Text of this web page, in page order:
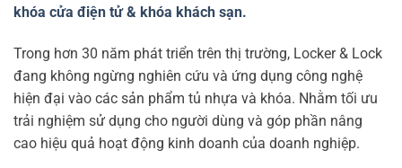
khóa cửa điện tử & khóa khách sạn.
Trong hơn 30 năm phát triển trên thị trường, Locker & Lock
đang không ngừng nghiên cứu và ứng dụng công nghệ
hiện đại vào các sản phẩm tủ nhựa và khóa. Nhằm tối ưu
trải nghiệm sử dụng cho người dùng và góp phần nâng
cao hiệu quả hoạt động kinh doanh của doanh nghiệp.